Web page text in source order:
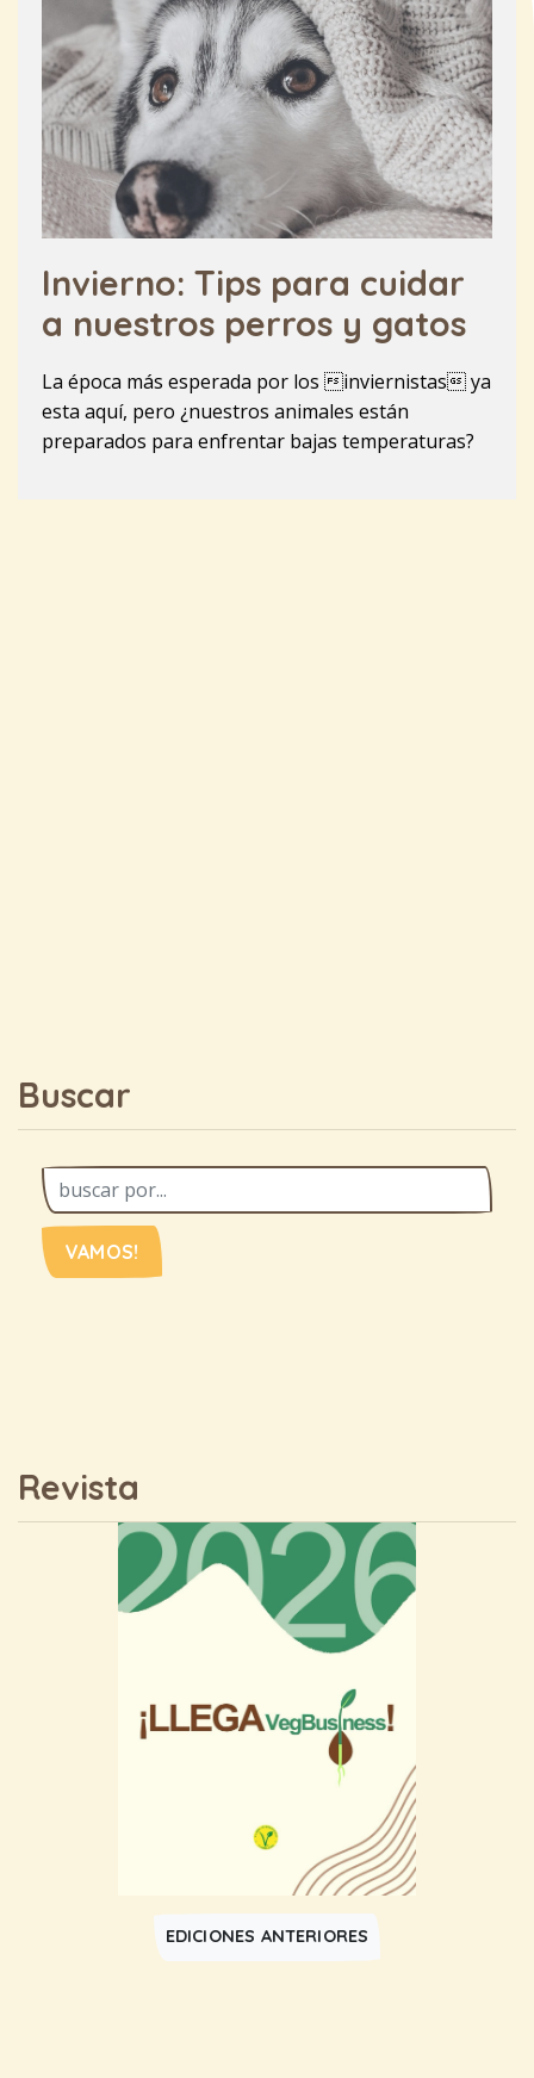
Invierno: Tips para cuidar
a nuestros perros y gatos
La época más esperada por los inviernistas ya
esta aquí, pero ¿nuestros animales están
preparados para enfrentar bajas temperaturas?
Buscar
VAMOS!
Revista
EDICIONES ANTERIORES